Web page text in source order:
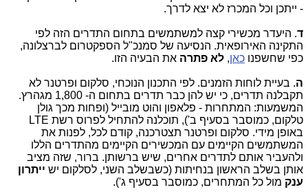
- ייתכן וכל המכרז לא יצא לדרך.
ד. היעדר מכשירי קצה למשתמשים בתחום התדרים הזה לפי
התקינה האירופאית. הנסיעה של סמנכ"ל הספקטרום לברצלונה,
כפי שחשפנו כאן, לא פתרה את הבעיה הזו.
ה. בעיית לוחות הזמנים. לפי התכנון הנוכחי, סלקום ופרטנר לא
תקבלנה תדרים, כי יש להן כבר תדרים בתחום ה- 1,800 מגהרץ.
המשמעות: המתחרות - פלאפון והוט מובייל (ופחות מכך גולן
טלקום, כמוסבר בסעיף ב'), תוכלנה להתחיל לפרוס רשת LTE
באופן מידי. סלקום ופרטנר תצטרכנה, קודם לכל, לפנות את
המשתמשים הקיימים עם המכשירים הקיימים מהתדרים הללו
ולהעביר אותם לתדרים אחרים, שיש ברשותן. ברור, שזה מציב
אותן בשלב הראשון בנחיתות (כשבשלב השני, לסלקום יש ייתרון
ענק מול כל המתחרים, כמוסבר בסעיף ג').